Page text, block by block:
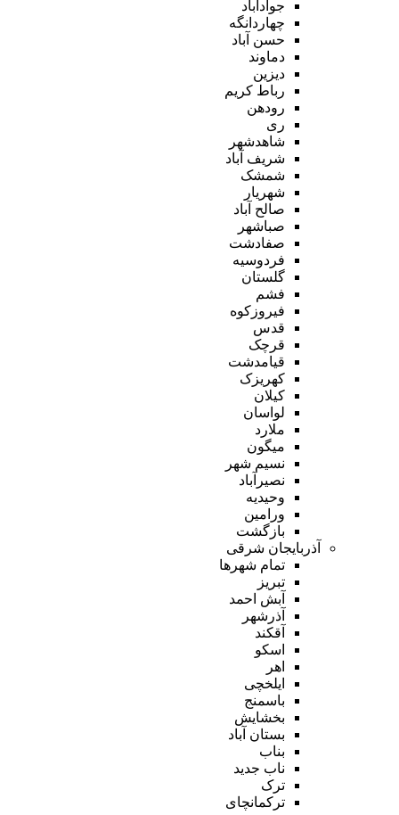
جوادآباد
چهاردانگه
حسن آباد
دماوند
دیزین
رباط کریم
رودهن
ری
شاهدشهر
شریف آباد
شمشک
شهریار
صالح آباد
صباشهر
صفادشت
فردوسیه
گلستان
فشم
فیروزکوه
قدس
قرچک
قیامدشت
کهریزک
کیلان
لواسان
ملارد
میگون
نسیم شهر
نصیرآباد
وحیدیه
ورامین
بازگشت
آذربایجان شرقی
تمام شهر‌ها
تبریز
آبش احمد
آذرشهر
آقکند
اسکو
اهر
ایلخچی
باسمنج
بخشایش
بستان آباد
بناب
ناب جدید
ترک
ترکمانچای